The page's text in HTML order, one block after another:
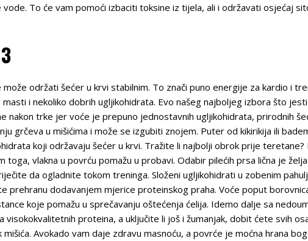
To će vam pomoći izbaciti toksine iz tijela, ali i održavati osjećaj
održati šećer u krvi stabilnim. To znači puno energije za kardio i
i nekoliko dobrih ugljikohidrata. Evo našeg najboljeg izbora što
nakon trke jer voće je prepuno jednostavnih ugljikohidrata, prirodnih
grčeva u mišićima i može se izgubiti znojem. Puter od kikirikija ili
koji održavaju šećer u krvi. Tražite li najbolji obrok prije
toga, vlakna u povrću pomažu u probavi. Odabir pilećih prsa lična je
da ogladnite tokom treninga. Složeni ugljikohidrati u zobenim
prehranu dodavanjem mjerice proteinskog praha. Voće poput
koje pomažu u sprečavanju oštećenja ćelija. Idemo dalje sa
visokokvalitetnih proteina, a uključite li još i žumanjak, dobit ćete svih
Avokado vam daje zdravu masnoću, a povrće je moćna hrana